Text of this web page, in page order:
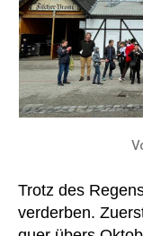
Trotz des
verderben.